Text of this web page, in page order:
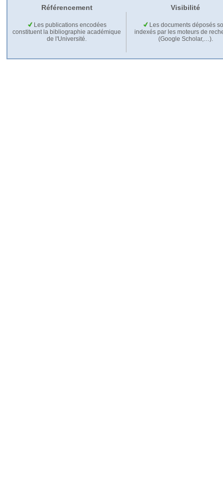
Référencement Visibilité
Les publications encodées
constituent la bibliographie académique
de l'Université.
Les documents déposés
indexés par les moteurs de
(Google Scholar,…).